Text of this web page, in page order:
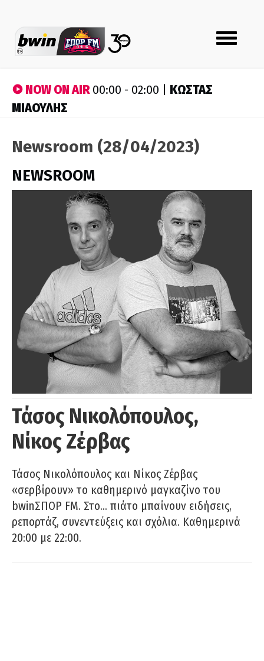
Toggle
navigation
NOW ON AIR00:00 - 02:00 | ΚΩΣΤΑΣ
ΜΙΑΟΥΛΗΣ
Newsroom (28/04/2023)
NEWSROOM
Τάσος Νικολόπουλος,
Νίκος Ζέρβας
Τάσος Νικολόπουλος και Νίκος Ζέρβας
«σερβίρουν» το καθημερινό μαγκαζίνο του
bwinΣΠΟΡ FM. Στο… πιάτο μπαίνουν ειδήσεις,
ρεπορτάζ, συνεντεύξεις και σχόλια. Καθημερινά
20:00 με 22:00.